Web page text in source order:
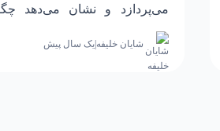
می‌پردازد و نشان می‌دهد
تجربه عاطفی شنوندگان اثر
شایان خلیفه|یک سال پیش